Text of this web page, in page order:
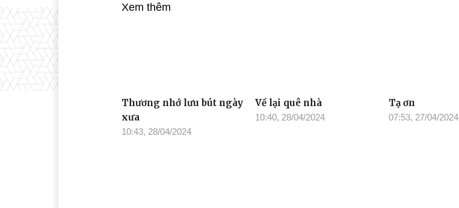
Xem thêm
Thương nhớ lưu bút ngày
xưa
10:43, 28/04/2024
Về lại quê nhà
10:40, 28/04/2024
Tạ ơn
07:53, 27/04/2024